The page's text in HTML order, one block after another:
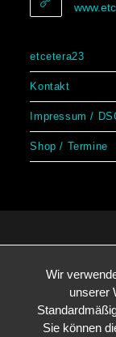
etcetera23
Kontakt
Impressum /
Shop / Termine
Wir
unserer
Sie können